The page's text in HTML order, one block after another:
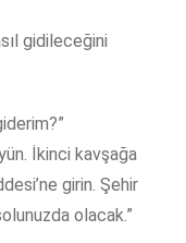
gidileceğini
İkinci kavşağa
girin. Şehir
olacak.”